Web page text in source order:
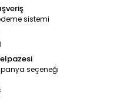
sistemi
seçeneği